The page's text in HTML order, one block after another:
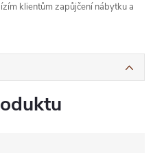
klientům zapůjčení nábytku a